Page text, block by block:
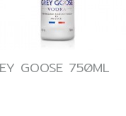
GOOSE 750ML